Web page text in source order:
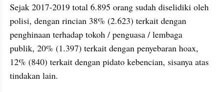
Sejak 2017-2019 total 6.895 orang sudah diselidiki oleh
polisi, dengan rincian 38% (2.623) terkait dengan
penghinaan terhadap tokoh / penguasa / lembaga
publik, 20% (1.397) terkait dengan penyebaran hoax,
12% (840) terkait dengan pidato kebencian, sisanya atas
tindakan lain.